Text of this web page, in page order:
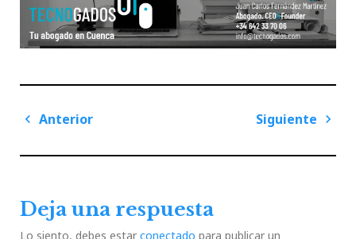
Navegación
entradas
Anterior
Siguiente
Deja una respuesta
Lo siento, debes estar conectado para publicar un